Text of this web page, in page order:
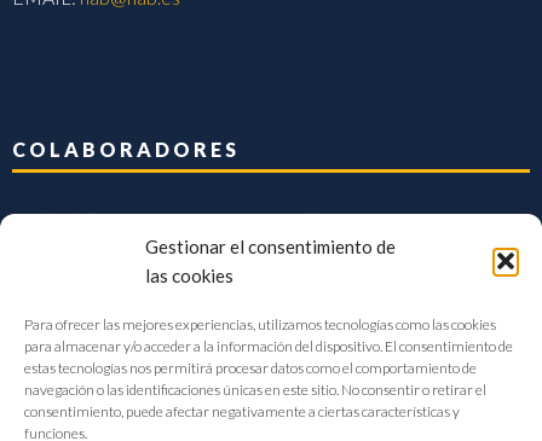
Gestionar el consentimiento de
las cookies
Para ofrecer las mejores experiencias, utilizamos tecnologías como las cookies
para almacenar y/o acceder a la información del dispositivo. El consentimiento de
estas tecnologías nos permitirá procesar datos como el comportamiento de
navegación o las identificaciones únicas en este sitio. No consentir o retirar el
consentimiento, puede afectar negativamente a ciertas características y
funciones.
COLABORADORES